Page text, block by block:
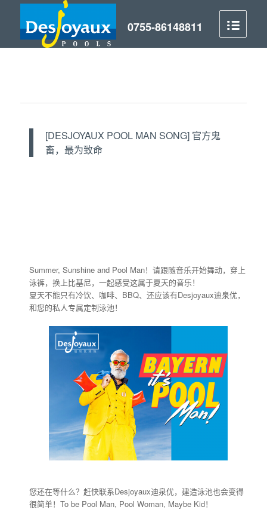
[DESJOYAUX POOL MAN SONG] 官方鬼
畜，最为致命
Summer, Sunshine and Pool Man！请跟随音乐开始舞动，穿上
泳裤，换上比基尼，一起感受这属于夏天的音乐！
夏天不能只有冷饮、咖啡、BBQ、还应该有Desjoyaux迪泉优，
和您的私人专属定制泳池！
您还在等什么？赶快联系Desjoyaux迪泉优，建造泳池也会变得
很简单！To be Pool Man, Pool Woman, Maybe Kid！